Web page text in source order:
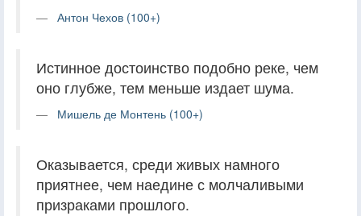
Антон Чехов (100+)
Истинное достоинство подобно реке, чем
оно глубже, тем меньше издает шума.
Мишель де Монтень (100+)
Оказывается, среди живых намного
приятнее, чем наедине с молчаливыми
призраками прошлого.